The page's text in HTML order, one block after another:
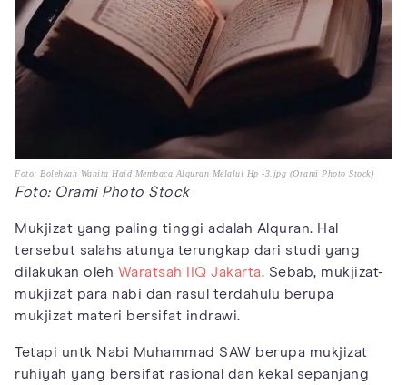
Foto: Bolehkah Wanita Haid Membaca Alquran Melalui Hp -3.jpg (Orami Photo Stock)
Foto: Orami Photo Stock
Mukjizat yang paling tinggi adalah Alquran. Hal
tersebut salahs atunya terungkap dari studi yang
dilakukan oleh Waratsah IIQ Jakarta. Sebab, mukjizat-
mukjizat para nabi dan rasul terdahulu berupa
mukjizat materi bersifat indrawi.
Tetapi untk Nabi Muhammad SAW berupa mukjizat
ruhiyah yang bersifat rasional dan kekal sepanjang